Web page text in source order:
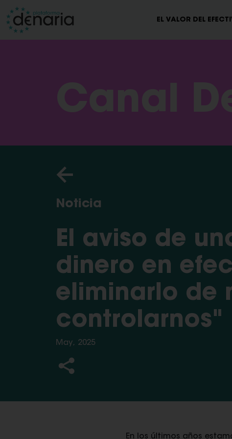
EL VALOR DEL
Canal
Noticia
El aviso de
dinero en
eliminarlo de
controlarnos"
May, 2025
En los últimos años